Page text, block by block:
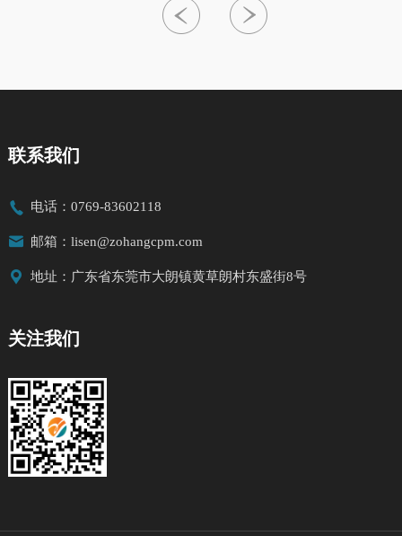
联系我们
 电话：0769-83602118
 邮箱：lisen@zohangcpm.com
 地址：广东省东莞市大朗镇黄草朗村东盛街8号
关注我们